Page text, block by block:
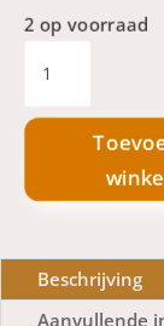
2 op voorraad
legging
aantal
Beschrijving
Aanvullende